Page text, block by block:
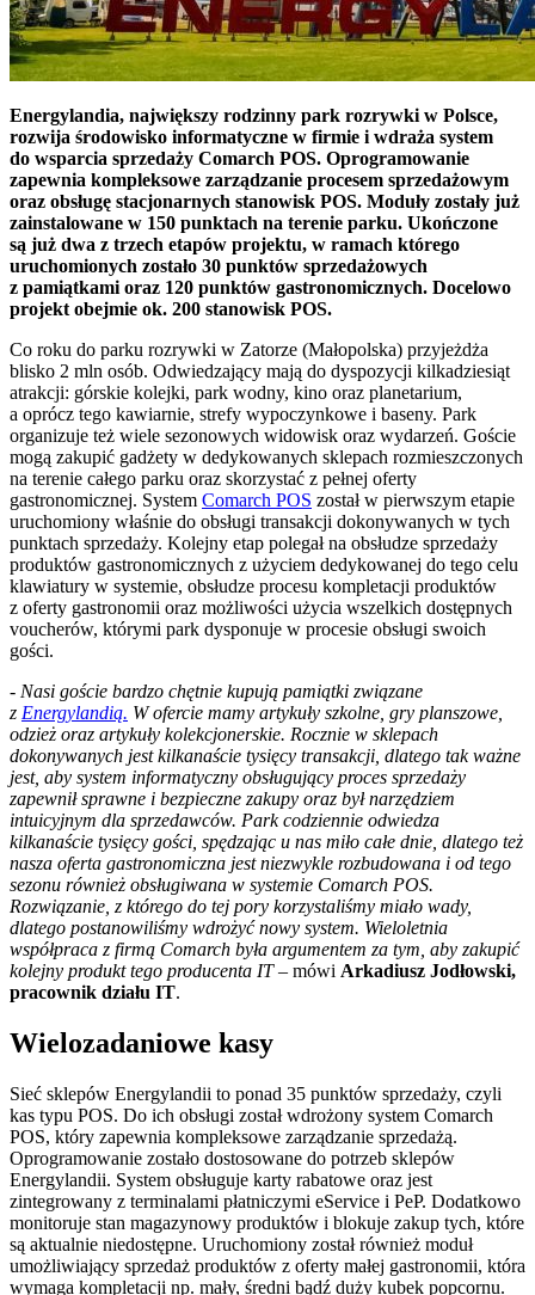
Energylandia, największy rodzinny park rozrywki w Polsce,
rozwija środowisko informatyczne w firmie i wdraża system
do wsparcia sprzedaży Comarch POS. Oprogramowanie
zapewnia kompleksowe zarządzanie procesem sprzedażowym
oraz obsługę stacjonarnych stanowisk POS. Moduły zostały już
zainstalowane w 150 punktach na terenie parku. Ukończone
są już dwa z trzech etapów projektu, w ramach którego
uruchomionych zostało 30 punktów sprzedażowych
z pamiątkami oraz 120 punktów gastronomicznych. Docelowo
projekt obejmie ok. 200 stanowisk POS.
Co roku do parku rozrywki w Zatorze (Małopolska) przyjeżdża
blisko 2 mln osób. Odwiedzający mają do dyspozycji kilkadziesiąt
atrakcji: górskie kolejki, park wodny, kino oraz planetarium,
a oprócz tego kawiarnie, strefy wypoczynkowe i baseny. Park
organizuje też wiele sezonowych widowisk oraz wydarzeń. Goście
mogą zakupić gadżety w dedykowanych sklepach rozmieszczonych
na terenie całego parku oraz skorzystać z pełnej oferty
gastronomicznej. System Comarch POS został w pierwszym etapie
uruchomiony właśnie do obsługi transakcji dokonywanych w tych
punktach sprzedaży. Kolejny etap polegał na obsłudze sprzedaży
produktów gastronomicznych z użyciem dedykowanej do tego celu
klawiatury w systemie, obsłudze procesu kompletacji produktów
z oferty gastronomii oraz możliwości użycia wszelkich dostępnych
voucherów, którymi park dysponuje w procesie obsługi swoich
gości.
- Nasi goście bardzo chętnie kupują pamiątki związane
z Energylandią. W ofercie mamy artykuły szkolne, gry planszowe,
odzież oraz artykuły kolekcjonerskie. Rocznie w sklepach
dokonywanych jest kilkanaście tysięcy transakcji, dlatego tak ważne
jest, aby system informatyczny obsługujący proces sprzedaży
zapewnił sprawne i bezpieczne zakupy oraz był narzędziem
intuicyjnym dla sprzedawców. Park codziennie odwiedza
kilkanaście tysięcy gości, spędzając u nas miło całe dnie, dlatego też
nasza oferta gastronomiczna jest niezwykle rozbudowana i od tego
sezonu również obsługiwana w systemie Comarch POS.
Rozwiązanie, z którego do tej pory korzystaliśmy miało wady,
dlatego postanowiliśmy wdrożyć nowy system. Wieloletnia
współpraca z firmą Comarch była argumentem za tym, aby zakupić
kolejny produkt tego producenta IT– mówi Arkadiusz Jodłowski,
pracownik działu IT.
Wielozadaniowe kasy
Sieć sklepów Energylandii to ponad 35 punktów sprzedaży, czyli
kas typu POS. Do ich obsługi został wdrożony system Comarch
POS, który zapewnia kompleksowe zarządzanie sprzedażą.
Oprogramowanie zostało dostosowane do potrzeb sklepów
Energylandii. System obsługuje karty rabatowe oraz jest
zintegrowany z terminalami płatniczymi eService i PeP. Dodatkowo
monitoruje stan magazynowy produktów i blokuje zakup tych, które
są aktualnie niedostępne. Uruchomiony został również moduł
umożliwiający sprzedaż produktów z oferty małej gastronomii, która
wymaga kompletacji np. mały, średni bądź duży kubek popcornu.